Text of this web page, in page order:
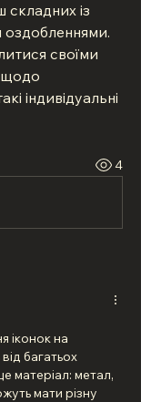
складних із
своїми
щодо
індивідуальні
4
іконок на
багатьох
матеріал: метал,
мати різну